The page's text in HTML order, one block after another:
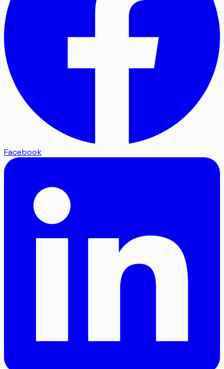
Facebook